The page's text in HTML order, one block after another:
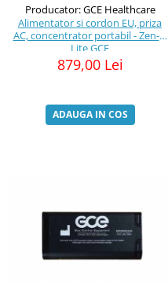
Producator: GCE Healthcare
Alimentator si cordon EU, priza
AC, concentrator portabil - Zen-O
Lite GCE
879,00 Lei
ADAUGA IN COS